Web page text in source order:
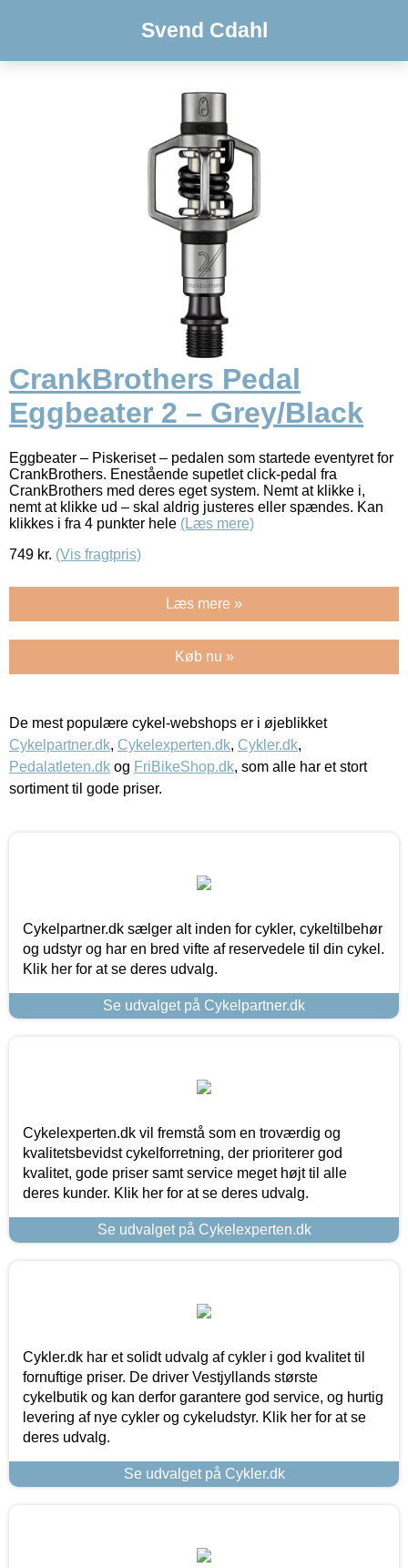
Svend Cdahl
CrankBrothers Pedal
Eggbeater 2 – Grey/Black
Eggbeater – Piskeriset – pedalen som startede eventyret for
CrankBrothers. Enestående supetlet click-pedal fra
CrankBrothers med deres eget system. Nemt at klikke i,
nemt at klikke ud – skal aldrig justeres eller spændes. Kan
klikkes i fra 4 punkter hele (Læs mere)
749 kr. (Vis fragtpris)
Læs mere »
Køb nu »
De mest populære cykel-webshops er i øjeblikket
Cykelpartner.dk, Cykelexperten.dk, Cykler.dk,
Pedalatleten.dk og FriBikeShop.dk, som alle har et stort
sortiment til gode priser.
Cykelpartner.dk sælger alt inden for cykler, cykeltilbehør
og udstyr og har en bred vifte af reservedele til din cykel.
Klik her for at se deres udvalg.
Se udvalget på Cykelpartner.dk
Cykelexperten.dk vil fremstå som en troværdig og
kvalitetsbevidst cykelforretning, der prioriterer god
kvalitet, gode priser samt service meget højt til alle
deres kunder. Klik her for at se deres udvalg.
Se udvalget på Cykelexperten.dk
Cykler.dk har et solidt udvalg af cykler i god kvalitet til
fornuftige priser. De driver Vestjyllands største
cykelbutik og kan derfor garantere god service, og hurtig
levering af nye cykler og cykeludstyr. Klik her for at se
deres udvalg.
Se udvalget på Cykler.dk